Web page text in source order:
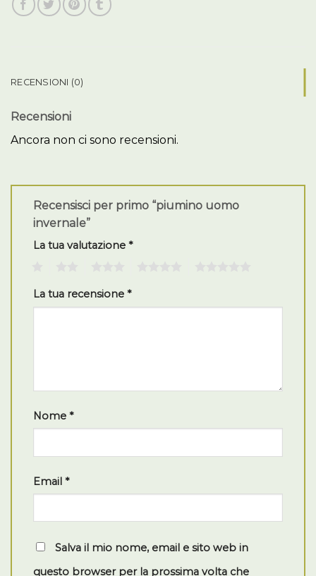
RECENSIONI (0)
Recensioni
Ancora non ci sono recensioni.
Recensisci per primo “piumino uomo
invernale”
La tua valutazione *
La tua recensione *
Nome *
Email *
Salva il mio nome, email e sito web in
questo browser per la prossima volta che